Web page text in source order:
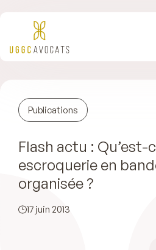
Publications
Flash actu : Qu’est-
escroquerie en
organisée ?
17 juin 2013